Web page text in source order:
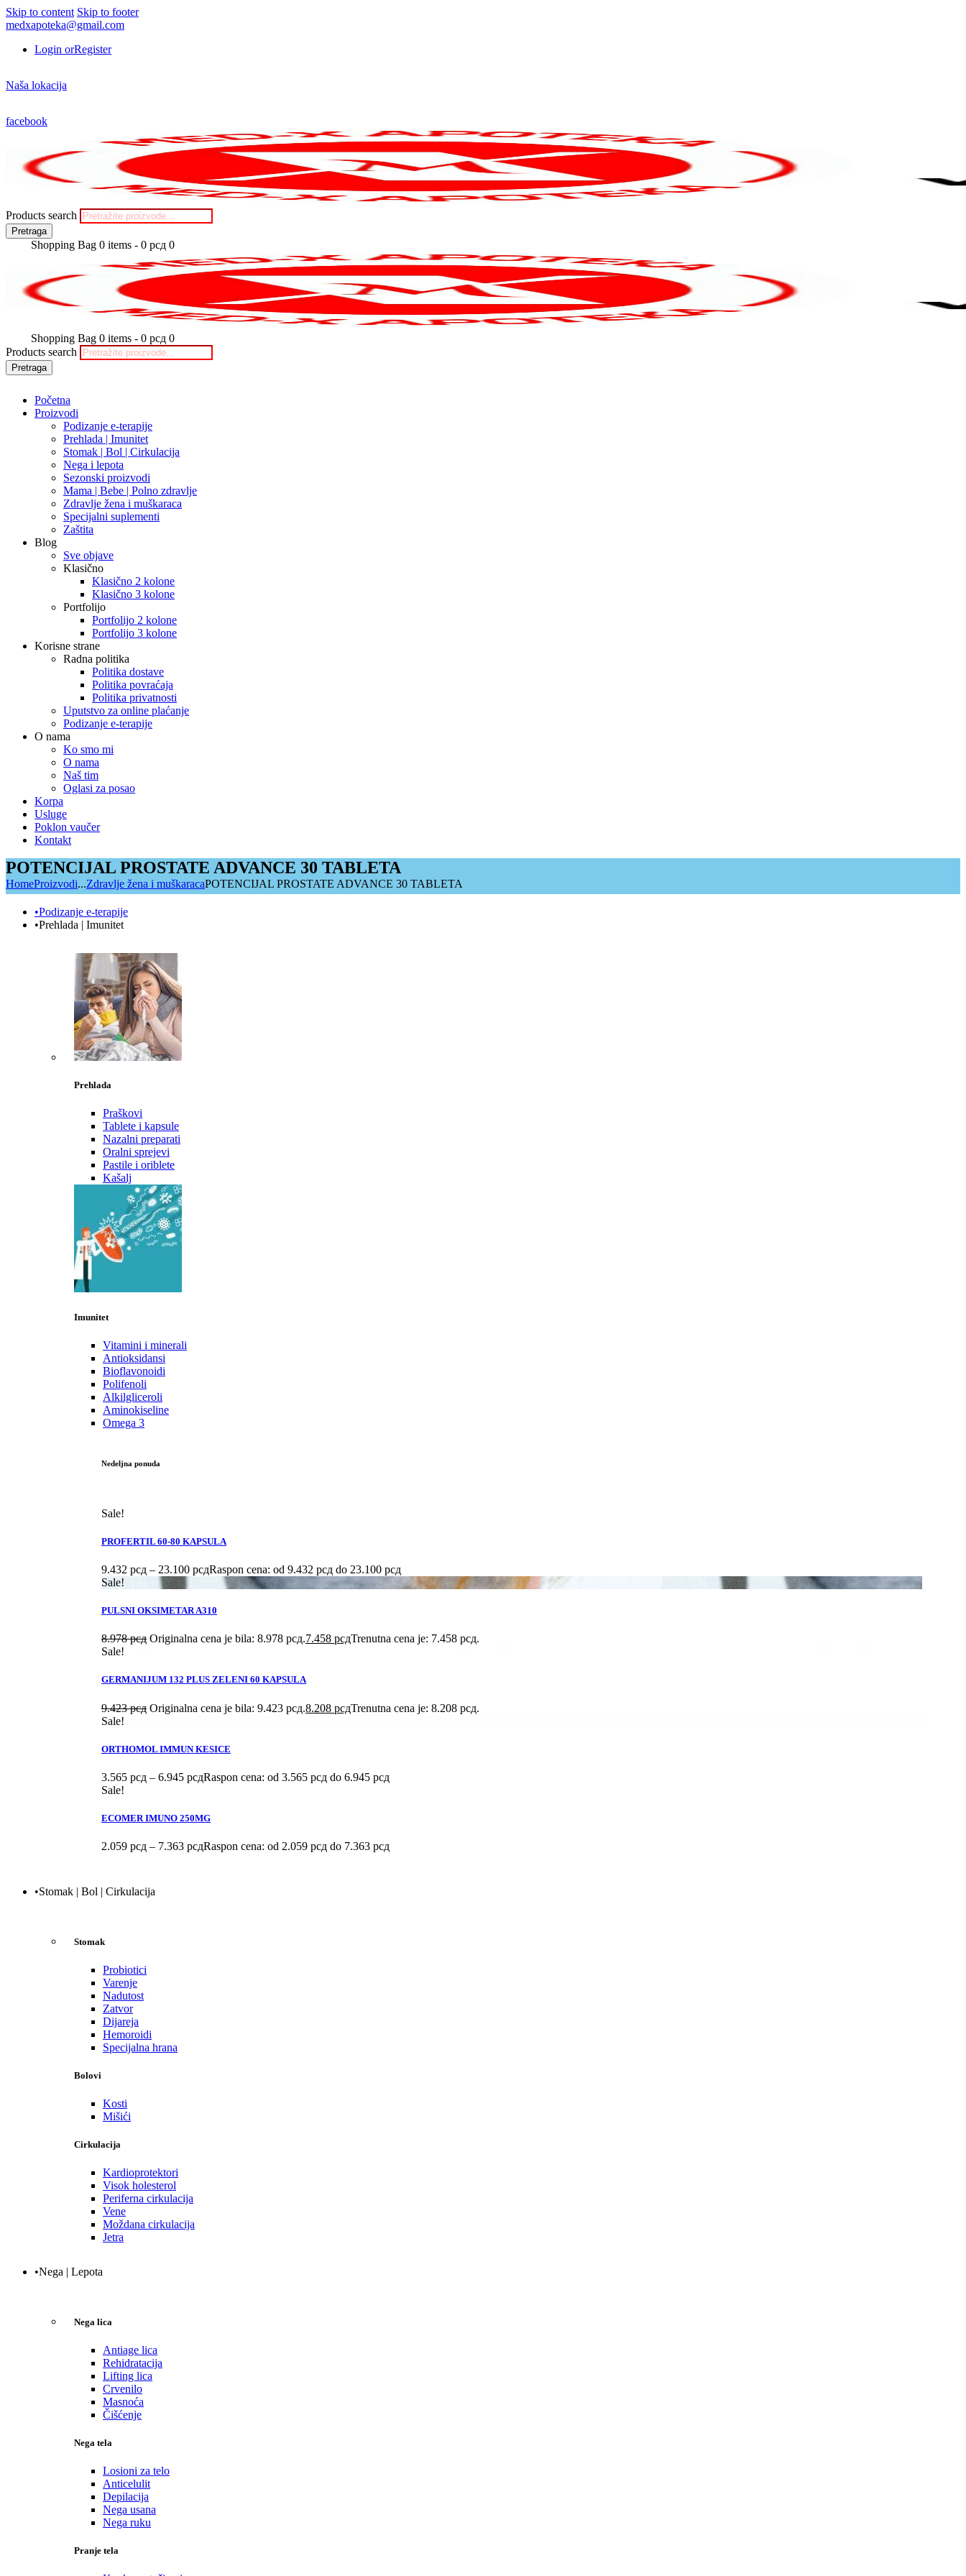
Skip to content Skip to footer
medxapoteka@gmail.com
Login orRegister
Naša lokacija
facebook
Products search
Pretraga
Shopping Bag 0 items - 0 рсд 0
Shopping Bag 0 items - 0 рсд 0
Products search
Pretraga
Početna
Proizvodi
Podizanje e-terapije
Prehlada | Imunitet
Stomak | Bol | Cirkulacija
Nega i lepota
Sezonski proizvodi
Mama | Bebe | Polno zdravlje
Zdravlje žena i muškaraca
Specijalni suplementi
Zaštita
Blog
Sve objave
Klasično
Klasično 2 kolone
Klasično 3 kolone
Portfolijo
Portfolijo 2 kolone
Portfolijo 3 kolone
Korisne strane
Radna politika
Politika dostave
Politika povraćaja
Politika privatnosti
Uputstvo za online plaćanje
Podizanje e-terapije
O nama
Ko smo mi
O nama
Naš tim
Oglasi za posao
Korpa
Usluge
Poklon vaučer
Kontakt
POTENCIJAL PROSTATE ADVANCE 30 TABLETA
HomeProizvodi...Zdravlje žena i muškaracaPOTENCIJAL PROSTATE ADVANCE 30 TABLETA
•Podizanje e-terapije
•Prehlada | Imunitet
Prehlada
Praškovi
Tablete i kapsule
Nazalni preparati
Oralni sprejevi
Pastile i oriblete
Kašalj
Imunitet
Vitamini i minerali
Antioksidansi
Bioflavonoidi
Polifenoli
Alkilgliceroli
Aminokiseline
Omega 3
Nedeljna ponuda
Sale!
PROFERTIL 60-80 KAPSULA
9.432 рсд – 23.100 рсдRaspon cena: od 9.432 рсд do 23.100 рсд
Sale!
PULSNI OKSIMETAR A310
8.978рсд Originalna cena je bila: 8.978 рсд.7.458 рсдTrenutna cena je: 7.458 рсд.
Sale!
GERMANIJUM 132 PLUS ZELENI 60 KAPSULA
9.423рсд Originalna cena je bila: 9.423 рсд.8.208 рсдTrenutna cena je: 8.208 рсд.
Sale!
ORTHOMOL IMMUN KESICE
3.565 рсд – 6.945 рсдRaspon cena: od 3.565 рсд do 6.945 рсд
Sale!
ECOMER IMUNO 250MG
2.059 рсд – 7.363 рсдRaspon cena: od 2.059 рсд do 7.363 рсд
•Stomak | Bol | Cirkulacija
Stomak
Probiotici
Varenje
Nadutost
Zatvor
Dijareja
Hemoroidi
Specijalna hrana
Bolovi
Kosti
Mišići
Cirkulacija
Kardioprotektori
Visok holesterol
Periferna cirkulacija
Vene
Moždana cirkulacija
Jetra
•Nega | Lepota
Nega lica
Antiage lica
Rehidratacija
Lifting lica
Crvenilo
Masnoća
Čišćenje
Nega tela
Losioni za telo
Anticelulit
Depilacija
Nega usana
Nega ruku
Pranje tela